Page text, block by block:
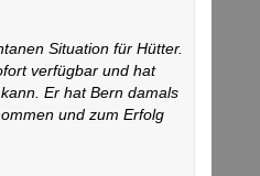
Situation für Hütter.
verfügbar und hat
Er hat Bern damals
und zum Erfolg